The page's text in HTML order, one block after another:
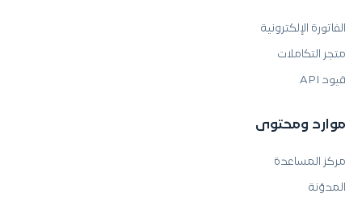
الفاتورة الإلكترونية
متجر التكاملات
قيود API
موارد ومحتوى
مركز المساعدة
المدوّنة